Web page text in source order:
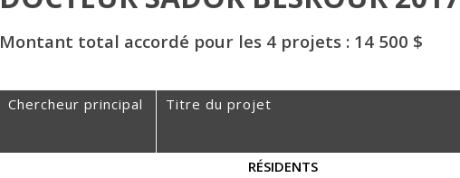
Montant total accordé pour les 4 projets : 14 500 $
Chercheur principal Titre du projet
RÉSIDENTS